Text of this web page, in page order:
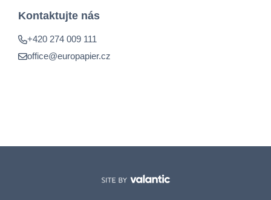
Kontaktujte nás
+420 274 009 111
office@europapier.cz